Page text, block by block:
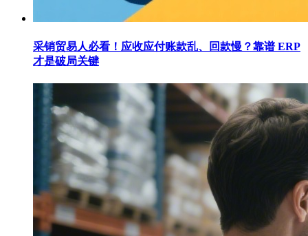
采销贸易人必看！应收应付账款乱、回款慢？靠谱 ERP
才是破局关键